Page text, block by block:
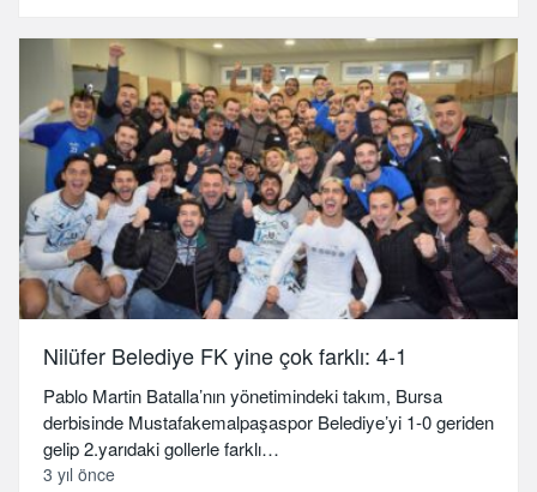
Nilüfer Belediye FK yine çok farklı: 4-1
Pablo Martin Batalla’nın yönetimindeki takım, Bursa
derbisinde Mustafakemalpaşaspor Belediye’yi 1-0 geriden
gelip 2.yarıdaki gollerle farklı…
3 yıl önce